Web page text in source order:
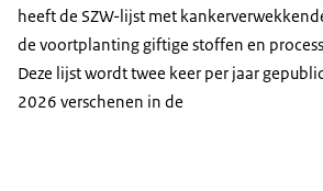
heeft de SZW-lijst met
de voortplanting giftige stoffen en
Deze lijst wordt twee keer per jaar
2026 verschenen in de